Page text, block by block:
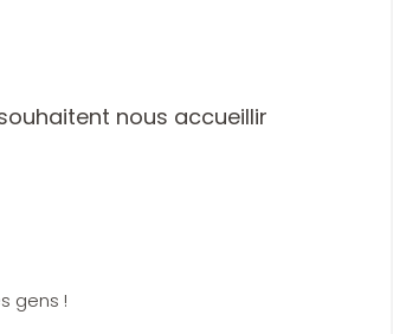
nous accueillir
gens !